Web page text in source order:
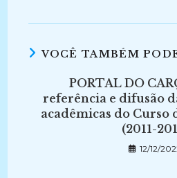
VOCÊ TAMBÉM
PORTAL DO
referência e difusão
acadêmicas do Curso
(2011-
12/12/